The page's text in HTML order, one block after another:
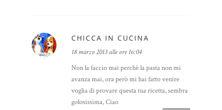
CHICCA IN CUCINA
18 marzo 2013 alle ore 16:04
Non la faccio mai perchè la pasta non mi
avanza mai, ora però mi hai fatto venire
voglia di provare questa tua ricetta, sembra
golosissima, Ciao